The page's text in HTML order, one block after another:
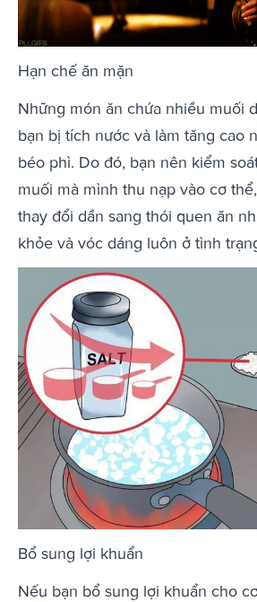
Hạn chế ăn mặn
Những món ăn chứa nhiều muối
bạn bị tích nước và làm tăng cao
béo phì. Do đó, bạn nên kiểm
muối mà mình thu nạp vào cơ
thay đổi dần sang thói quen ăn
khỏe và vóc dáng luôn ở tình
Bổ sung lợi khuẩn
Nếu bạn bổ sung lợi khuẩn cho